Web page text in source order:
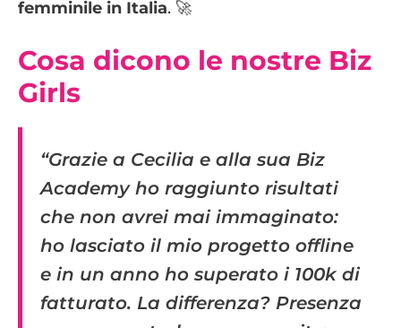
femminile in Italia. 🚀
Cosa dicono le nostre Biz
Girls
“Grazie a Cecilia e alla sua Biz
Academy ho raggiunto risultati
che non avrei mai immaginato:
ho lasciato il mio progetto offline
e in un anno ho superato i 100k di
fatturato. La differenza? Presenza